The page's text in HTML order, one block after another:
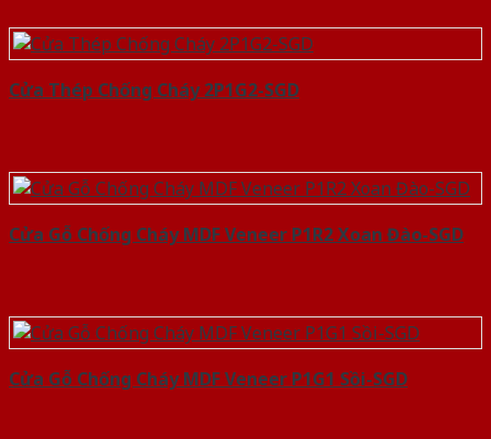
Cửa Thép Chống Cháy 2P1G2-SGD
Cửa Gỗ Chống Cháy MDF Veneer P1R2 Xoan Đào-SGD
Cửa Gỗ Chống Cháy MDF Veneer P1G1 Sồi-SGD